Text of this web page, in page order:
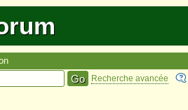
Recherche avancée